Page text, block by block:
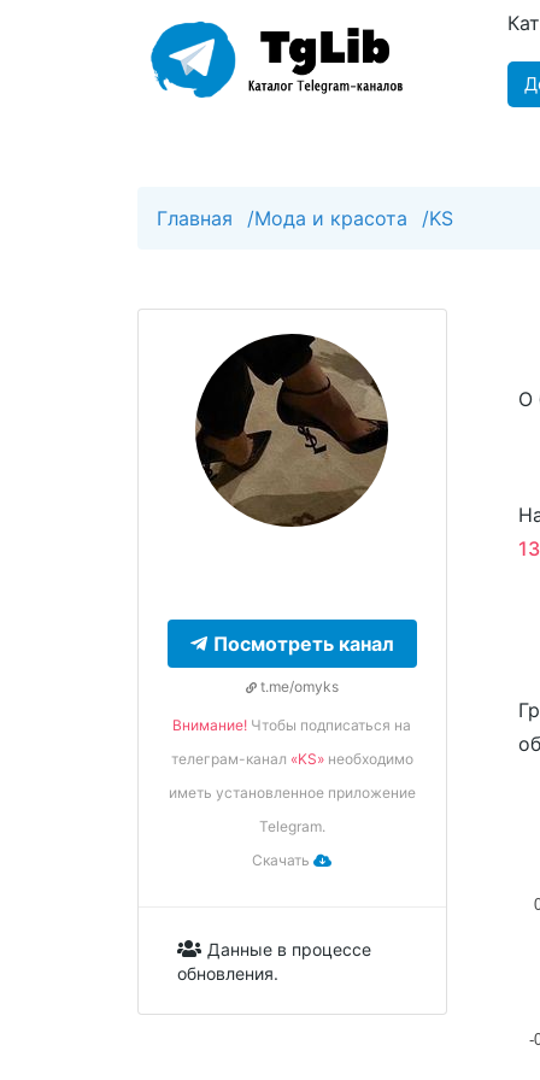
Главная /Мода и красота /KS
Посмотреть канал
t.me/omyks
Внимание! Чтобы подписаться на
телеграм-канал «KS»необходимо
иметь установленное приложение
Telegram.
Скачать
Данные в процессе
обновления.
О
-